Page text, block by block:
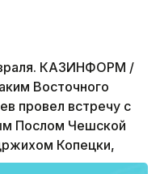
КАЗИНФОРМ /
Восточного
провел встречу с
Послом Чешской
Копецки,